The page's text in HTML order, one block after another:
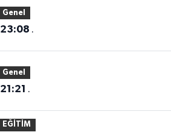
Genel
23:08 .
Genel
21:21 .
EĞİTİM